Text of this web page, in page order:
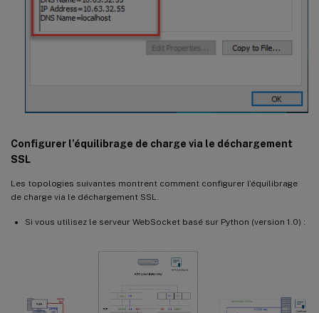
Configurer l’équilibrage de charge via le déchargement
SSL
Les topologies suivantes montrent comment configurer l’équilibrage
de charge via le déchargement SSL.
Si vous utilisez le serveur WebSocket basé sur Python (version 1.0) :